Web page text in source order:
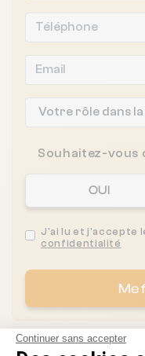
Continuer sans accepter
Souhaitez-vous
OUI
J'ai lu et j'accepte
confidentialité
Me